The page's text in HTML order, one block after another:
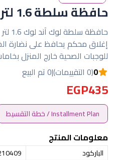
حافظة سلطة 1.6 لتر لوك & لوك
إغلاق محكم يحافظ على نضارة
للوجبات الصحية خارج المنزل
0(0 التقييمات) |0 تم البيع
EGP435
Installment Plan / خطة التقسيط
معلومات المنتج
الباركود